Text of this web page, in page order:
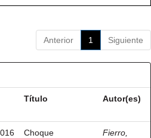
Anterior 1 Siguiente
Título Autor(es)
Choque
Fierro,